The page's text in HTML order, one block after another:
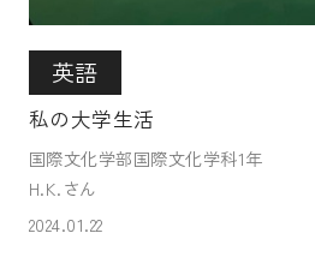
英語
私の大学生活
国際文化学部国際文化学科1年
H.K.さん
2024.01.22